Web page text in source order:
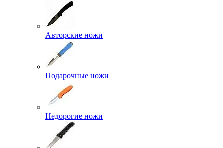
Авторские ножи
Подарочные ножи
Недорогие ножи